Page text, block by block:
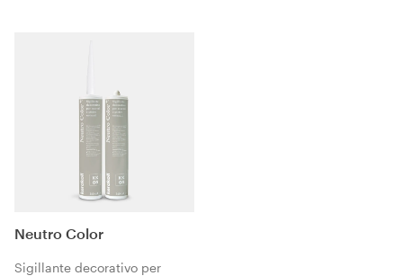
Neutro Color
Sigillante decorativo per